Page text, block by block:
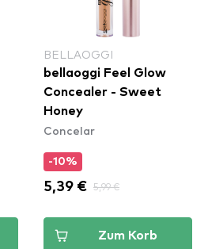
BELLAOGGI
bellaoggi Feel Glow
Concealer - Sweet
Honey
Concelar
-10%
5,39 € 5,99 €
Zum Korb